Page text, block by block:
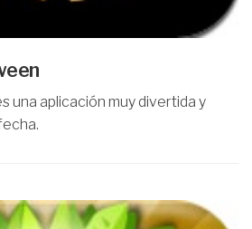
una aplicación muy divertida y